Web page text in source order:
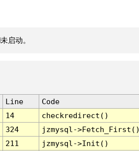
启动。
Line
Code
14
checkredirect()
324
jzmysql-
211
jzmysql->Init()